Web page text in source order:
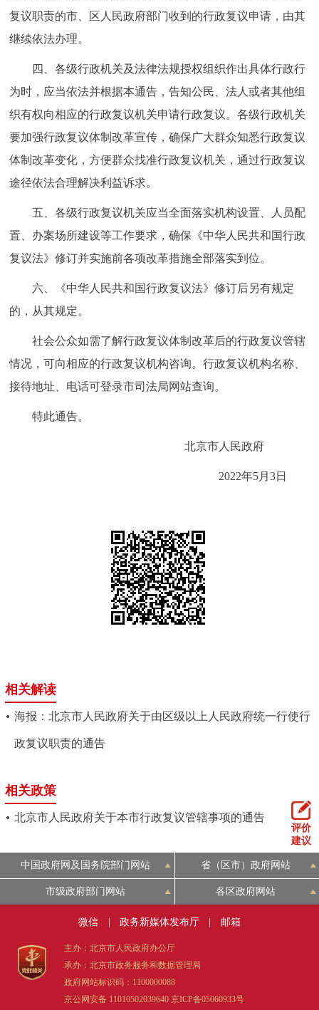
复议职责的市、区人民政府部门收到的行政复议申请，由其
继续依法办理。
四、各级行政机关及法律法规授权组织作出具体行政行
为时，应当依法并根据本通告，告知公民、法人或者其他组
织有权向相应的行政复议机关申请行政复议。各级行政机关
要加强行政复议体制改革宣传，确保广大群众知悉行政复议
体制改革变化，方便群众找准行政复议机关，通过行政复议
途径依法合理解决利益诉求。
五、各级行政复议机关应当全面落实机构设置、人员配
置、办案场所建设等工作要求，确保《中华人民共和国行政
复议法》修订并实施前各项改革措施全部落实到位。
六、《中华人民共和国行政复议法》修订后另有规定
的，从其规定。
社会公众如需了解行政复议体制改革后的行政复议管辖
情况，可向相应的行政复议机构咨询。行政复议机构名称、
接待地址、电话可登录市司法局网站查询。
特此通告。
北京市人民政府
2022年5月3日
相关解读
海报：北京市人民政府关于由区级以上人民政府统一行使行
政复议职责的通告
相关政策
北京市人民政府关于本市行政复议管辖事项的通告
评价
建议
中国政府网及国务院部门网站 省（区市）政府网站
市级政府部门网站 各区政府网站
微信 政务新媒体发布厅 邮箱
主办：北京市人民政府办公厅
承办：北京市政务服务和数据管理局
政府网站标识码：1100000088
京公网安备 11010502039640 京ICP备05060933号